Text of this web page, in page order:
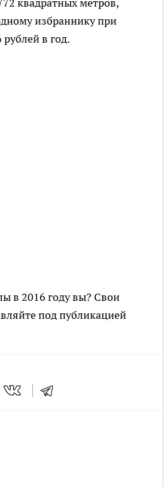
квадратных метров,
избраннику при
рублей в год.
в 2016 году вы? Свои
под публикацией